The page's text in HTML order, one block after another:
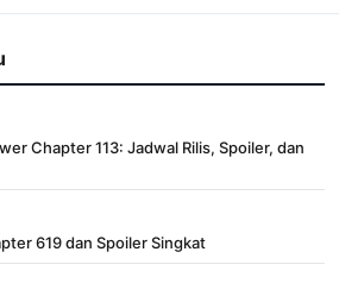
Chapter 113: Jadwal Rilis, Spoiler, dan
619 dan Spoiler Singkat